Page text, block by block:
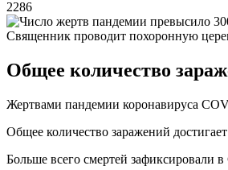
2286
Священник проводит похоронную
Общее количество
Жертвами пандемии коронавируса
Общее количество заражений
Больше всего смертей